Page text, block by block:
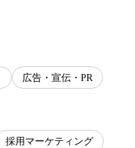
広告・宣伝・PR
採用マーケティング